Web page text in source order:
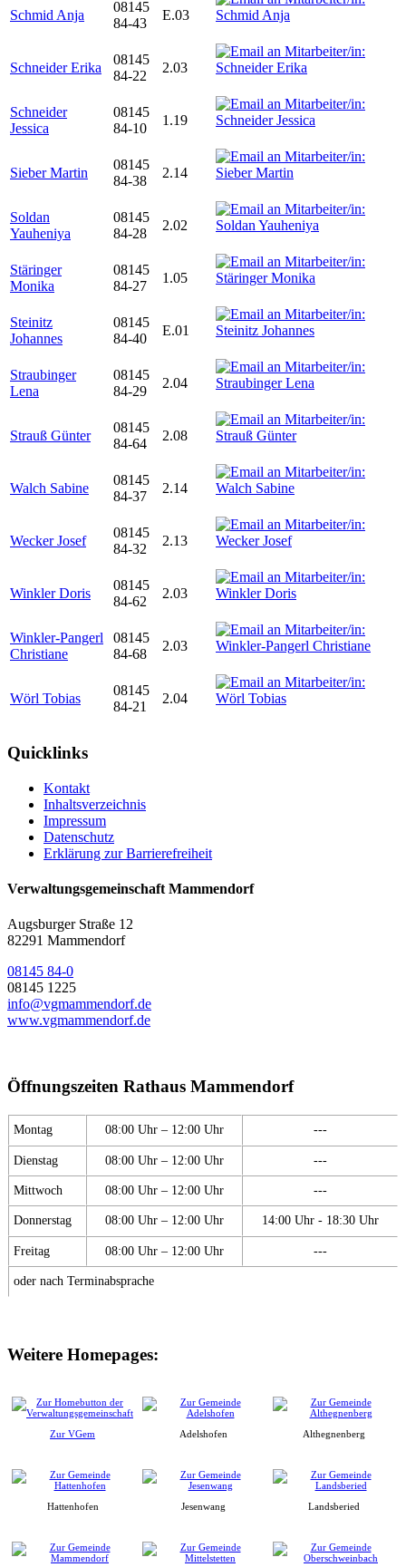
Schmid Anja
08145
84-43
E.03
Schneider Erika
08145
84-22
2.03
Schneider
Jessica
08145
84-10
1.19
Sieber Martin
08145
84-38
2.14
Soldan
Yauheniya
08145
84-28
2.02
Stäringer
Monika
08145
84-27
1.05
Steinitz
Johannes
08145
84-40
E.01
Straubinger
Lena
08145
84-29
2.04
Strauß Günter
08145
84-64
2.08
Walch Sabine
08145
84-37
2.14
Wecker Josef
08145
84-32
2.13
Winkler Doris
08145
84-62
2.03
Winkler-Pangerl
Christiane
08145
84-68
2.03
Wörl Tobias
08145
84-21
2.04
Quicklinks
Kontakt
Inhaltsverzeichnis
Impressum
Datenschutz
Erklärung zur Barrierefreiheit
Verwaltungsgemeinschaft Mammendorf
Augsburger Straße 12
82291 Mammendorf
08145 84-0
08145 1225
info@vgmammendorf.de
www.vgmammendorf.de
Öffnungszeiten Rathaus Mammendorf
Montag 08:00 Uhr – 12:00 Uhr ---
Dienstag 08:00 Uhr – 12:00 Uhr ---
Mittwoch 08:00 Uhr – 12:00 Uhr ---
Donnerstag 08:00 Uhr – 12:00 Uhr 14:00 Uhr - 18:30 Uhr
Freitag 08:00 Uhr – 12:00 Uhr ---
oder nach Terminabsprache
Weitere Homepages:
Zur VGem Adelshofen Althegnenberg
Hattenhofen Jesenwang Landsberied